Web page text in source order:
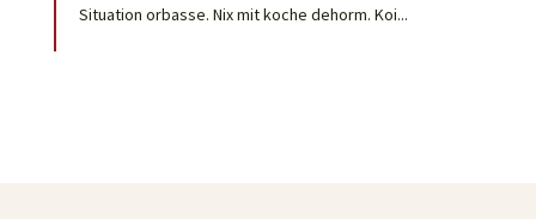
Situation orbasse. Nix mit koche dehorm. Koi...